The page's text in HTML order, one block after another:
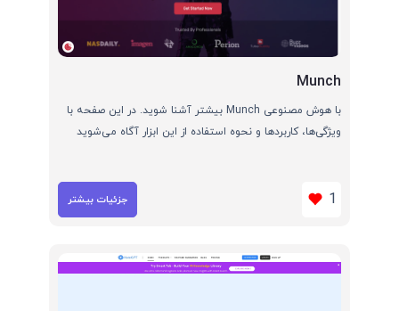
Munch
با هوش مصنوعی Munch بیشتر آشنا شوید. در این صفحه با
ویژگی‌ها، کاربردها و نحوه استفاده از این ابزار آگاه می‌شوید
1 جزئیات بیشتر